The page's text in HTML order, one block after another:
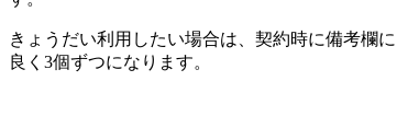
きょうだい利用したい場合は、契約時に備考欄
良く3個ずつになります。